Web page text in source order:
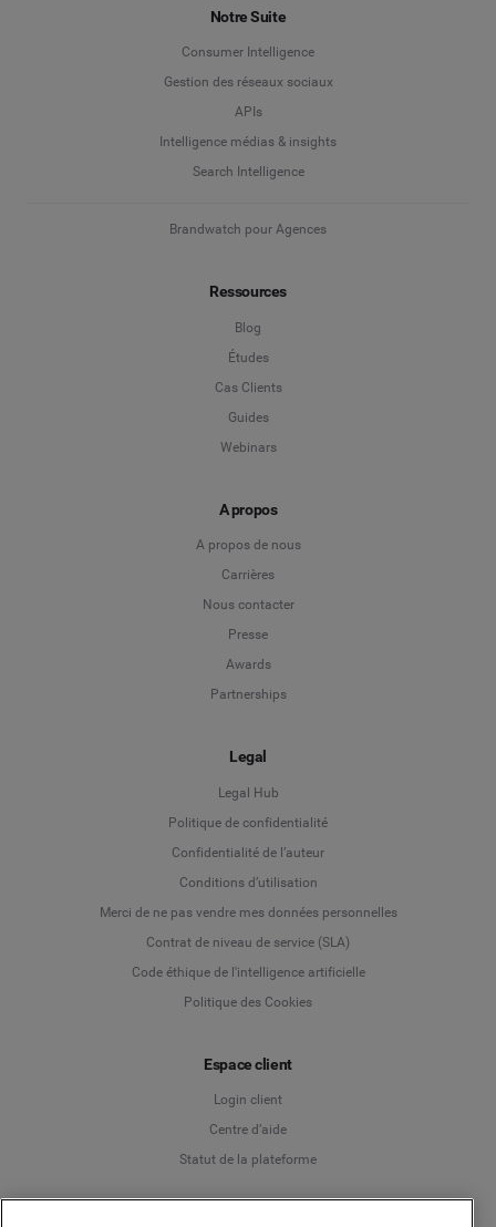
Notre Suite
Consumer Intelligence
Gestion des réseaux sociaux
APIs
Intelligence médias & insights
Search Intelligence
Brandwatch pour Agences
Ressources
Blog
Études
Cas Clients
Guides
Webinars
A propos
A propos de nous
Carrières
Nous contacter
Presse
Awards
Partnerships
Legal
Legal Hub
Politique de confidentialité
Confidentialité de l’auteur
Conditions d’utilisation
Merci de ne pas vendre mes données personnelles
Contrat de niveau de service (SLA)
Code éthique de l'intelligence artificielle
Politique des Cookies
Espace client
Login client
Centre d’aide
Statut de la plateforme
Deutsch